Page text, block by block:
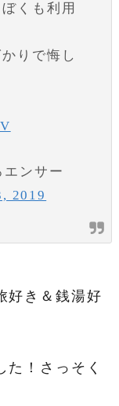
くも利用
りで悔し
ンサー
2019
好き＆銭湯好
た！さっそく